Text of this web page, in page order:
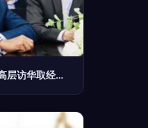
金边治安整顿显成效 400人被捕 政府高层访华取经共谋经贸新篇章